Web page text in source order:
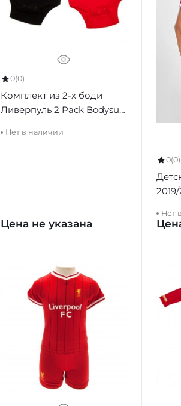
0(0)
Комплект из 2-х боди
Ливерпуль 2 Pack Bodysuit
Нет в наличии
Цена не указана
0(0)
Нет